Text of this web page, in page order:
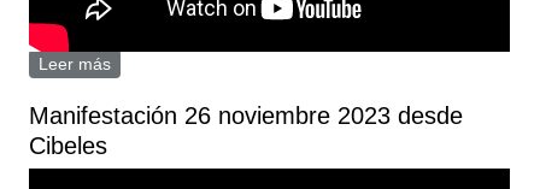
Leer más
Manifestación 26 noviembre 2023 desde
Cibeles